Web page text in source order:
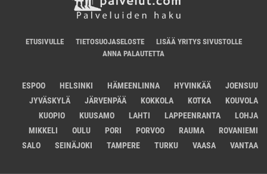
ETUSIVULLE TIETOSUOJASELOSTE
LISÄÄ YRITYS SIVUSTOLLE
ANNA PALAUTETTA
ESPOO HELSINKI HÄMEENLINNA HYVINKÄÄ
JOENSUU
JYVÄSKYLÄ
JÄRVENPÄÄ KOKKOLA KOTKA
KOUVOLA
KUOPIO
KUUSAMO LAHTI LAPPEENRANTA
LOHJA
MIKKELI
OULU PORI PORVOO RAUMA
ROVANIEMI
SALO
SEINÄJOKI TAMPERE TURKU VAASA VANTAA